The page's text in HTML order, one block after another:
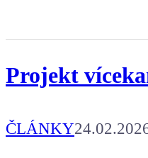
Projekt
ČLÁNKY